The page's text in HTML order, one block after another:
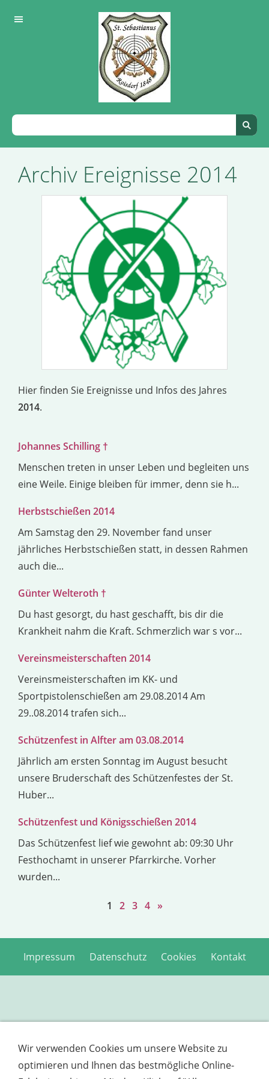
Archiv Ereignisse 2014
Hier finden Sie Ereignisse und Infos des Jahres
2014.
Johannes Schilling †
Menschen treten in unser Leben und begleiten uns
eine Weile. Einige bleiben für immer, denn sie h...
Herbstschießen 2014
Am Samstag den 29. November fand unser
jährliches Herbstschießen statt, in dessen Rahmen
auch die...
Günter Welteroth †
Du hast gesorgt, du hast geschafft, bis dir die
Krankheit nahm die Kraft. Schmerzlich war s vor...
Vereinsmeisterschaften 2014
Vereinsmeisterschaften im KK- und
Sportpistolenschießen am 29.08.2014 Am
29..08.2014 trafen sich...
Schützenfest in Alfter am 03.08.2014
Jährlich am ersten Sonntag im August besucht
unsere Bruderschaft des Schützenfestes der St.
Huber...
Schützenfest und Königsschießen 2014
Das Schützenfest lief wie gewohnt ab: 09:30 Uhr
Festhochamt in unserer Pfarrkirche. Vorher
wurden...
1 2 3 4 »
Impressum Datenschutz Cookies Kontakt
Wir verwenden Cookies um unsere Website zu
optimieren und Ihnen das bestmögliche Online-